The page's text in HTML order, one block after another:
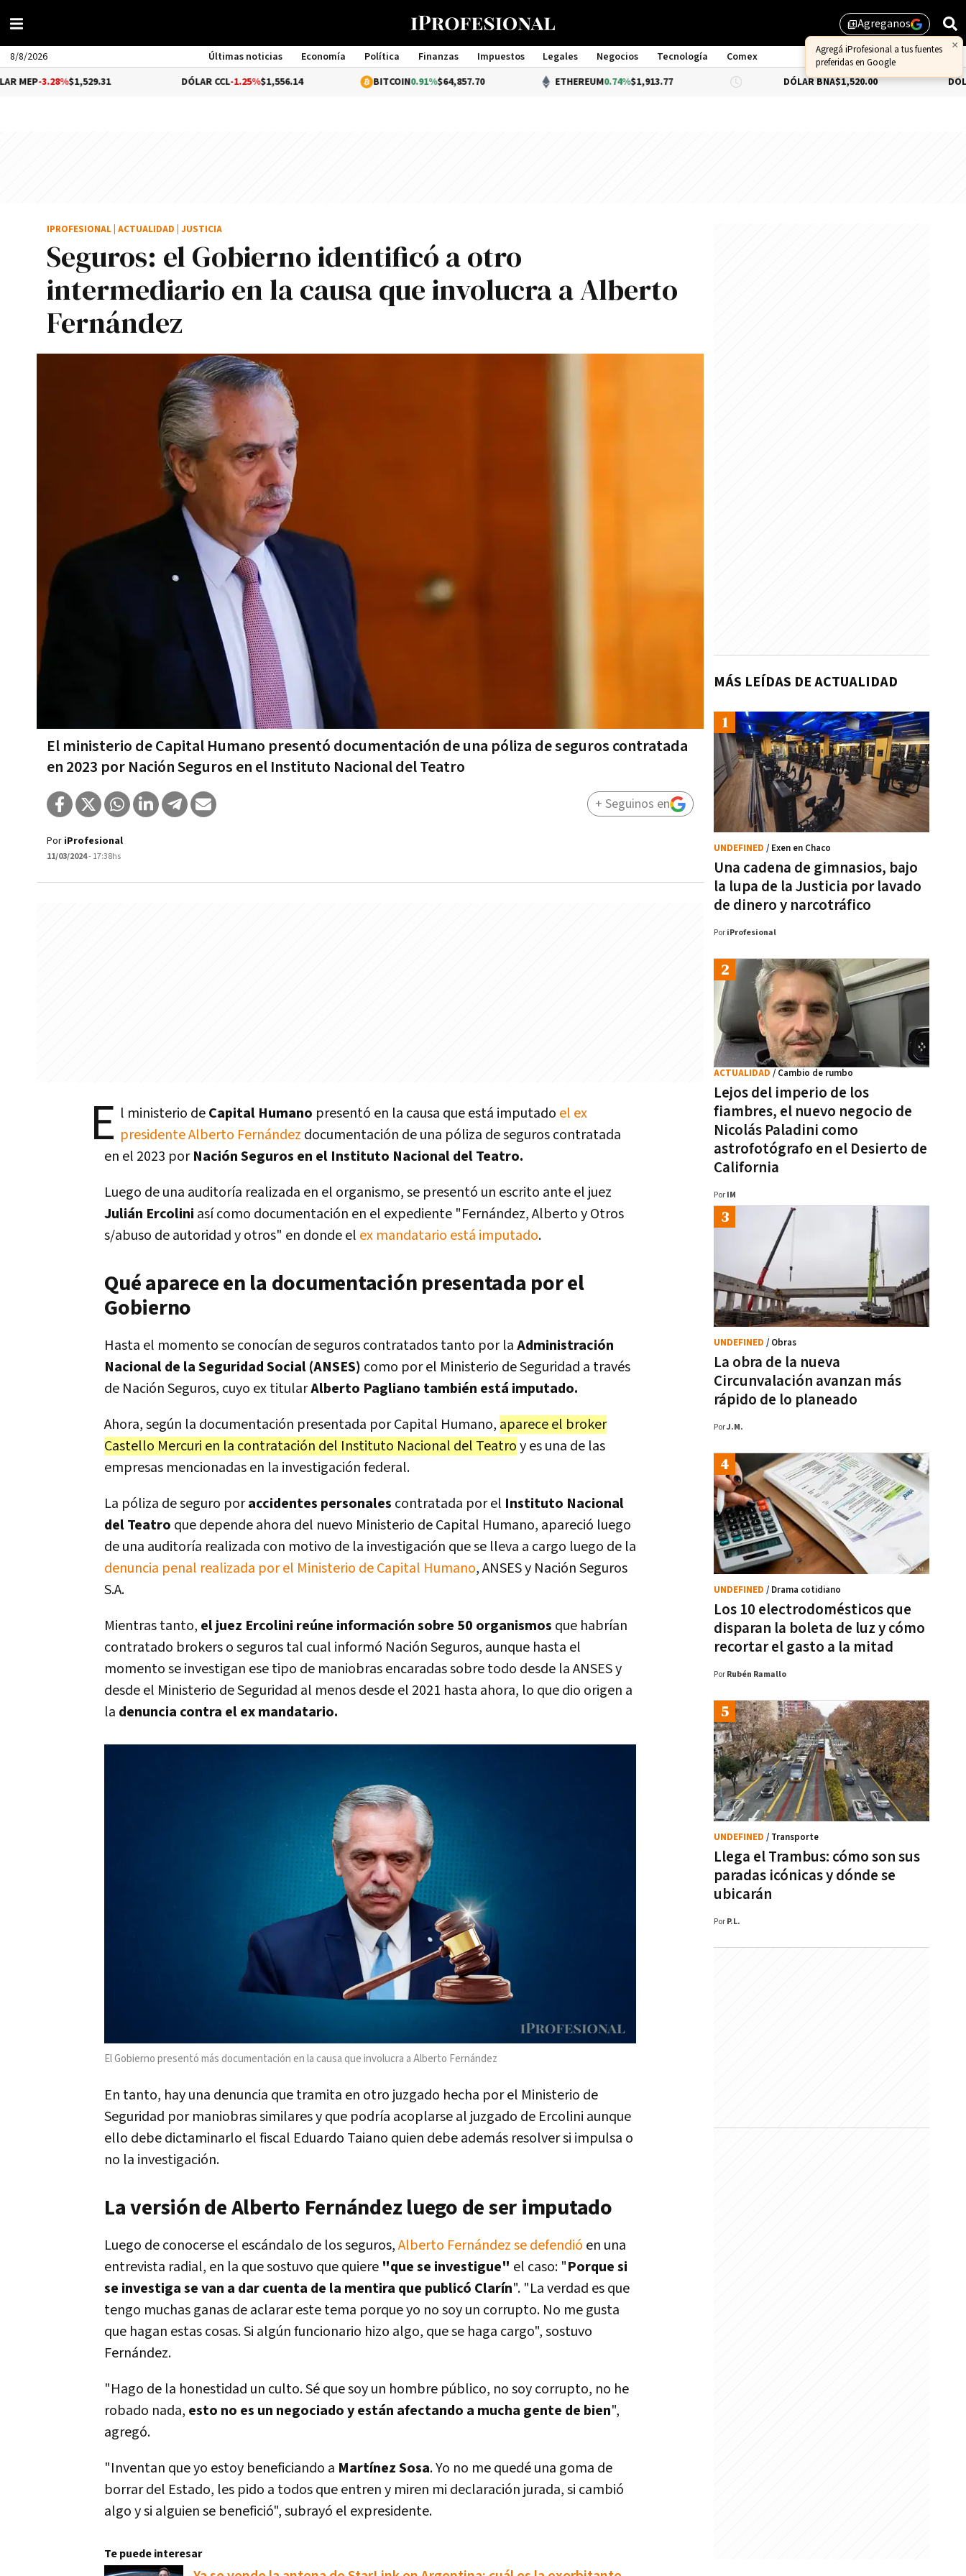
library_addAgreganos
×
Agregá iProfesional a tus fuentes
preferidas en Google
8/8/2026 Últimas noticias Economía Política Finanzas Impuestos Legales Negocios Tecnología
Comex
Management
$1,529.31 -1.25%$1,556.14 BITCOIN0.91%$64,857.70 ETHEREUM 0.74%$1,913.77 DÓLAR BNA$1,520.00 DÓLAR BLUE-
Seguros: el Gobierno identificó a otro
intermediario en la causa que involucra a Alberto
Fernández
El ministerio de Capital Humano presentó documentación de una póliza de seguros contratada
en 2023 por Nación Seguros en el Instituto Nacional del Teatro
IPROFESIONAL ACTUALIDAD JUSTICIA
Por iProfesional
11/03/2024- 17:38hs
+ Seguinos en
E l ministerio deCapital Humano presentó en la causa que está imputado el ex
presidente Alberto Fernández documentación de una póliza de seguros contratada
en el 2023 porNación Seguros en el Instituto Nacional del Teatro.
Luego de una auditoría realizada en el organismo, se presentó un escrito ante el juez
Julián Ercolini así como documentación en el expediente "Fernández, Alberto y Otros
s/abuso de autoridad y otros" en donde el ex mandatario está imputado.
Qué aparece en la documentación presentada por el
Gobierno
Hasta el momento se conocían de seguros contratados tanto por laAdministración
Nacional de la Seguridad Social (ANSES) como por el Ministerio de Seguridad a través
de Nación Seguros, cuyo ex titularAlberto Pagliano también está imputado.
Ahora, según la documentación presentada por Capital Humano, aparece el broker
Castello Mercuri en la contratación del Instituto Nacional del Teatroy es una de las
empresas mencionadas en la investigación federal.
La póliza de seguro poraccidentes personales contratada por el Instituto Nacional
del Teatro que depende ahora del nuevo Ministerio de Capital Humano, apareció luego
de una auditoría realizada con motivo de la investigación que se lleva a cargo luego de la
denuncia penal realizada por el Ministerio de Capital Humano, ANSES y Nación Seguros
S.A.
Mientras tanto, el juez Ercolini reúne información sobre 50 organismos que habrían
contratado brokers o seguros tal cual informó Nación Seguros, aunque hasta el
momento se investigan ese tipo de maniobras encaradas sobre todo desde la ANSES y
desde el Ministerio de Seguridad al menos desde el 2021 hasta ahora, lo que dio origen a
la denuncia contra el ex mandatario.
El Gobierno presentó más documentación en la causa que involucra a Alberto Fernández
En tanto, hay una denuncia que tramita en otro juzgado hecha por el Ministerio de
Seguridad por maniobras similares y que podría acoplarse al juzgado de Ercolini aunque
ello debe dictaminarlo el fiscal Eduardo Taiano quien debe además resolver si impulsa o
no la investigación.
La versión de Alberto Fernández luego de ser imputado
Luego de conocerse el escándalo de los seguros,Alberto Fernández se defendió en una
entrevista radial, en la que sostuvo que quiere "que se investigue" el caso: "Porque si
se investiga se van a dar cuenta de la mentira que publicó Clarín". "La verdad es que
tengo muchas ganas de aclarar este tema porque yo no soy un corrupto. No me gusta
que hagan estas cosas. Si algún funcionario hizo algo, que se haga cargo", sostuvo
Fernández.
"Hago de la honestidad un culto. Sé que soy un hombre público, no soy corrupto, no he
robado nada, esto no es un negociado y están afectando a mucha gente de bien",
agregó.
"Inventan que yo estoy beneficiando a Martínez Sosa. Yo no me quedé una goma de
borrar del Estado, les pido a todos que entren y miren mi declaración jurada, si cambió
algo y si alguien se benefició", subrayó el expresidente.
Te puede interesar
MÁS LEÍDAS DE ACTUALIDAD
Una cadena de gimnasios, bajo
la lupa de la Justicia por lavado
de dinero y narcotráfico
UNDEFINED / Exen en Chaco
Por iProfesional
Lejos del imperio de los
fiambres, el nuevo negocio de
Nicolás Paladini como
astrofotógrafo en el Desierto de
California
ACTUALIDAD / Cambio de rumbo
Por IM
La obra de la nueva
Circunvalación avanzan más
rápido de lo planeado
UNDEFINED / Obras
PorJ.M.
Los 10 electrodomésticos que
disparan la boleta de luz y cómo
recortar el gasto a la mitad
UNDEFINED / Drama cotidiano
Por Rubén Ramallo
Llega el Trambus: cómo son sus
paradas icónicas y dónde se
ubicarán
UNDEFINED / Transporte
Por P.L.